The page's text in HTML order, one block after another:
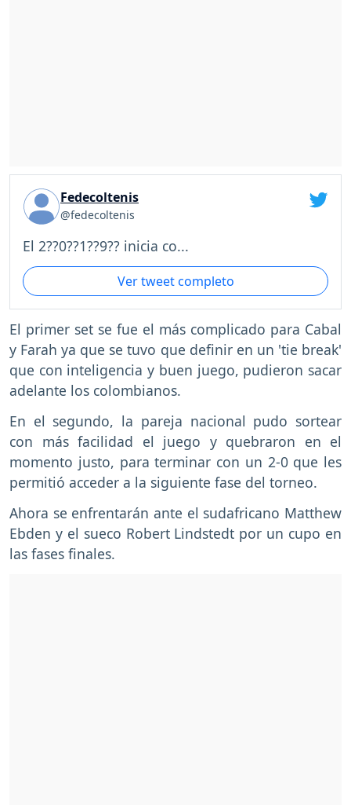
Fedecoltenis
@fedecoltenis
El 2??0??1??9?? inicia co...
Ver tweet completo
El primer set se fue el más complicado para Cabal
y Farah ya que se tuvo que definir en un 'tie break'
que con inteligencia y buen juego, pudieron sacar
adelante los colombianos.
En el segundo, la pareja nacional pudo sortear
con más facilidad el juego y quebraron en el
momento justo, para terminar con un 2-0 que les
permitió acceder a la siguiente fase del torneo.
Ahora se enfrentarán ante el sudafricano Matthew
Ebden y el sueco Robert Lindstedt por un cupo en
las fases finales.